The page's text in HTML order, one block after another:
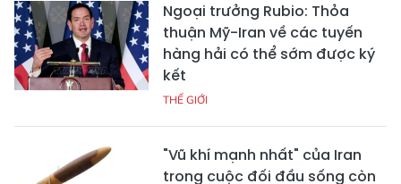
Ngoại trưởng Rubio: Thỏa
thuận Mỹ-Iran về các tuyến
hàng hải có thể sớm được ký
kết
THẾ GIỚI
"Vũ khí mạnh nhất" của Iran
trong cuộc đối đầu sống còn